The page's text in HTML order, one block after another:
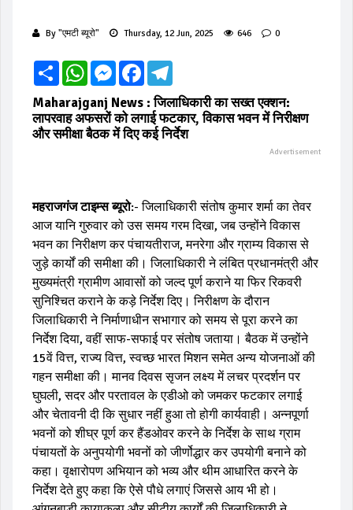
By "एमटी ब्यूरो" Thursday, 12 Jun, 2025 646 0
Share WhatsAppMessenger
Facebook
Maharajganj News : जिलाधिकारी का सख्त एक्शन:
लापरवाह अफसरों को लगाई फटकार, विकास भवन में निरीक्षण
और समीक्षा बैठक में दिए कई निर्देश
महराजगंज टाइम्स ब्यूरो:- जिलाधिकारी संतोष कुमार शर्मा का तेवर
आज यानि गुरुवार को उस समय गरम दिखा, जब उन्होंने विकास
भवन का निरीक्षण कर पंचायतीराज, मनरेगा और ग्राम्य विकास से
जुड़े कार्यों की समीक्षा की। जिलाधिकारी ने लंबित प्रधानमंत्री और
मुख्यमंत्री ग्रामीण आवासों को जल्द पूर्ण कराने या फिर रिकवरी
सुनिश्चित कराने के कड़े निर्देश दिए। निरीक्षण के दौरान
जिलाधिकारी ने निर्माणाधीन सभागार को समय से पूरा करने का
निर्देश दिया, वहीं साफ-सफाई पर संतोष जताया। बैठक में उन्होंने
15वें वित्त, राज्य वित्त, स्वच्छ भारत मिशन समेत अन्य योजनाओं की
गहन समीक्षा की। मानव दिवस सृजन लक्ष्य में लचर प्रदर्शन पर
घुघली, सदर और परतावल के एडीओ को जमकर फटकार लगाई
और चेतावनी दी कि सुधार नहीं हुआ तो होगी कार्यवाही। अन्नपूर्णा
भवनों को शीघ्र पूर्ण कर हैंडओवर करने के निर्देश के साथ ग्राम
पंचायतों के अनुपयोगी भवनों को जीर्णोद्धार कर उपयोगी बनाने को
कहा। वृक्षारोपण अभियान को भव्य और थीम आधारित करने के
निर्देश देते हुए कहा कि ऐसे पौधे लगाएं जिससे आय भी हो।